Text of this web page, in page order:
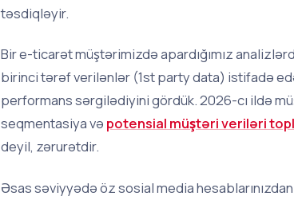
təsdiqləyir.
Bir e-ticarət müştərimizdə apardığımız
birinci tərəf verilənlər (1st party data) istifadə
performans sərgilədiyini gördük. 2026-cı ildə
seqmentasiya və potensial müştəri veriləri
deyil, zərurətdir.
Əsas səviyyədə öz sosial media